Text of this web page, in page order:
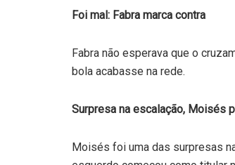
Foi mal: Fabra marca contra
Fabra não esperava que o
bola acabasse na rede.
Surpresa na escalação, Moisés
Moisés foi uma das surpresas